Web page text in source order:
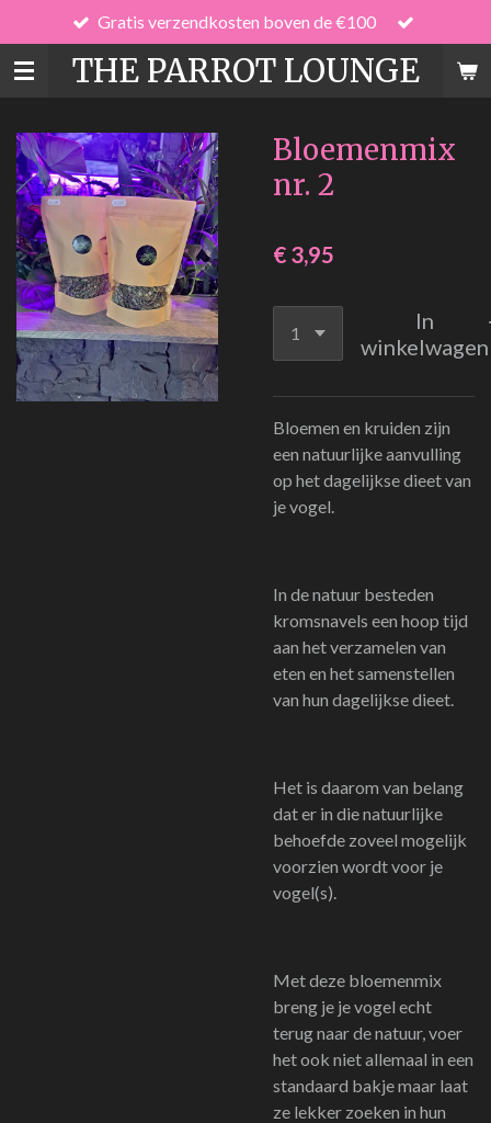
direct
naar
de
THE PARROT LOUNGE
Gratis verzendkosten boven de €100
Bloemenmix
nr. 2
€ 3,95
In
winkelwagen
Bloemen en kruiden zijn
een natuurlijke aanvulling
op het dagelijkse dieet van
je vogel.
In de natuur besteden
kromsnavels een hoop tijd
aan het verzamelen van
eten en het samenstellen
van hun dagelijkse dieet.
Het is daarom van belang
dat er in die natuurlijke
behoefde zoveel mogelijk
voorzien wordt voor je
vogel(s).
Met deze bloemenmix
breng je je vogel echt
terug naar de natuur, voer
het ook niet allemaal in een
standaard bakje maar laat
ze lekker zoeken in hun